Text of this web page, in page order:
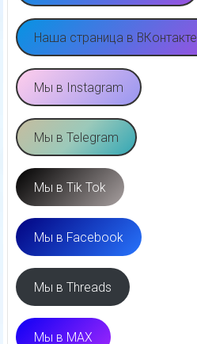
Наша страница в ВКонтакте
Мы в Instagram
Мы в Telegram
Мы в Tik Tok
Мы в Facebook
Мы в Threads
Мы в MAX